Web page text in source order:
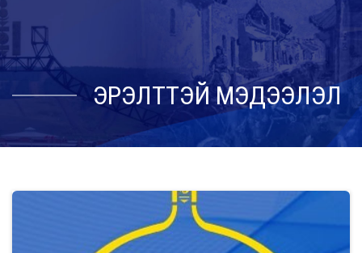
ЭРЭЛТТЭЙ МЭДЭЭЛЭЛ